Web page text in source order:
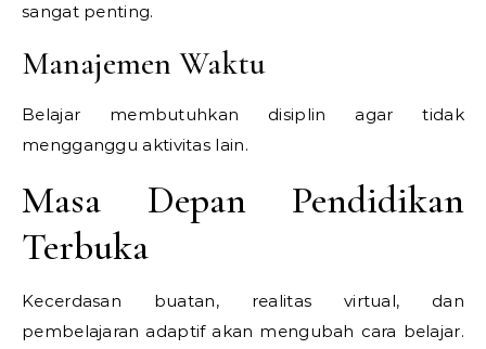
sangat penting.
Manajemen Waktu
Belajar membutuhkan disiplin agar tidak
mengganggu aktivitas lain.
Masa Depan Pendidikan
Terbuka
Kecerdasan buatan, realitas virtual, dan
pembelajaran adaptif akan mengubah cara belajar.